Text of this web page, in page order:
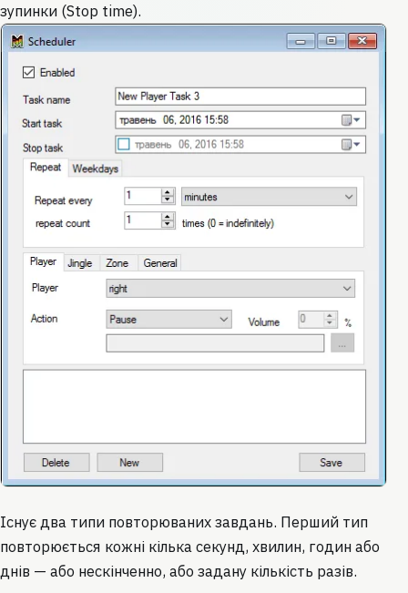
зупинки (Stop time).
Існує два типи повторюваних завдань. Перший тип
повторюється кожні кілька секунд, хвилин, годин або
днів — або нескінченно, або задану кількість разів.